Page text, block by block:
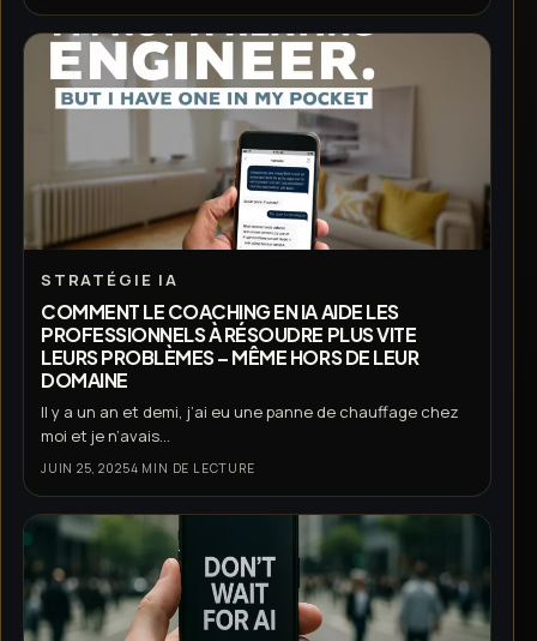
STRATÉGIE IA
COMMENT LE COACHING EN IA AIDE LES
PROFESSIONNELS À RÉSOUDRE PLUS VITE
LEURS PROBLÈMES – MÊME HORS DE LEUR
DOMAINE
Il y a un an et demi, j’ai eu une panne de chauffage chez
moi et je n’avais...
JUIN 25, 20254 MIN DE LECTURE